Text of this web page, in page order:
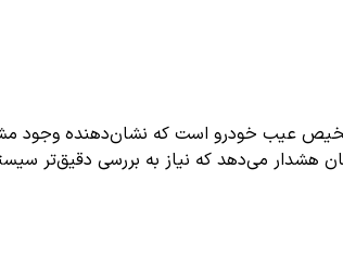
عیب خودرو است که نشان‌دهنده وجود
هشدار می‌دهد که نیاز به بررسی دقیق‌تر